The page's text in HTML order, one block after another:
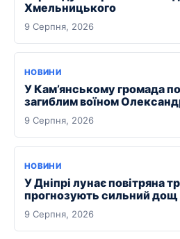
Хмельницького
9 Серпня, 2026
НОВИНИ
У Кам’янському громада
загиблим воїном
9 Серпня, 2026
НОВИНИ
У Дніпрі лунає повітряна
прогнозують сильний дощ
9 Серпня, 2026